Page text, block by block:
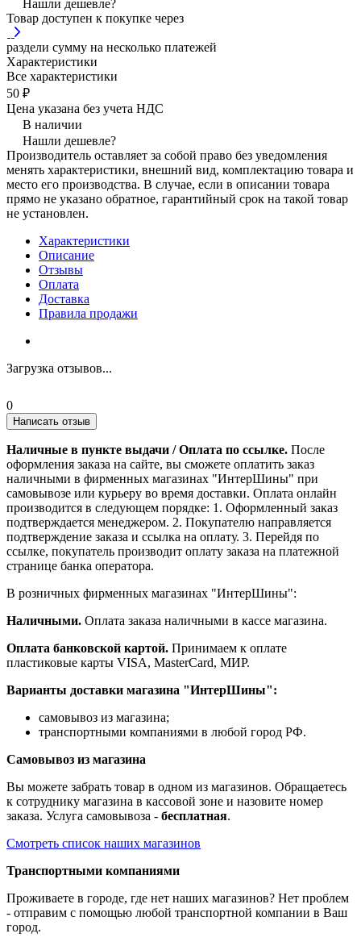
Нашли дешевле?
Товар доступен к покупке через
раздели сумму на несколько платежей
Характеристики
Все характеристики
50 ₽
Цена указана без учета НДС
В наличии
Нашли дешевле?
Производитель оставляет за собой право без уведомления
менять характеристики, внешний вид, комплектацию товара и
место его производства. В случае, если в описании товара
прямо не указано обратное, гарантийный срок на такой товар
не установлен.
Характеристики
Описание
Отзывы
Оплата
Доставка
Правила продажи
Загрузка отзывов...
0
Написать отзыв
Наличные в пункте выдачи / Оплата по ссылке. После
оформления заказа на сайте, вы сможете оплатить заказ
наличными в фирменных магазинах "ИнтерШины" при
самовывозе или курьеру во время доставки. Оплата онлайн
производится в следующем порядке: 1. Оформленный заказ
подтверждается менеджером. 2. Покупателю направляется
подтверждение заказа и ссылка на оплату. 3. Перейдя по
ссылке, покупатель производит оплату заказа на платежной
странице банка оператора.
В розничных фирменных магазинах "ИнтерШины":
Наличными. Оплата заказа наличными в кассе магазина.
Оплата банковской картой. Принимаем к оплате
пластиковые карты VISA, MasterCard, МИР.
Варианты доставки магазина "ИнтерШины":
самовывоз из магазина;
транспортными компаниями в любой город РФ.
Самовывоз из магазина
Вы можете забрать товар в одном из магазинов. Обращаетесь
к сотруднику магазина в кассовой зоне и назовите номер
заказа. Услуга самовывоза - бесплатная.
Смотреть список наших магазинов
Транспортными компаниями
Проживаете в городе, где нет наших магазинов? Нет проблем
- отправим с помощью любой транспортной компании в Ваш
город.